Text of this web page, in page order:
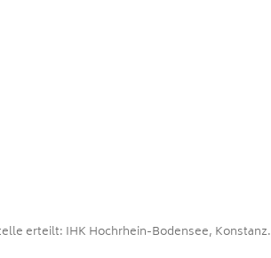
erteilt: IHK Hochrhein-Bodensee, Konstanz.